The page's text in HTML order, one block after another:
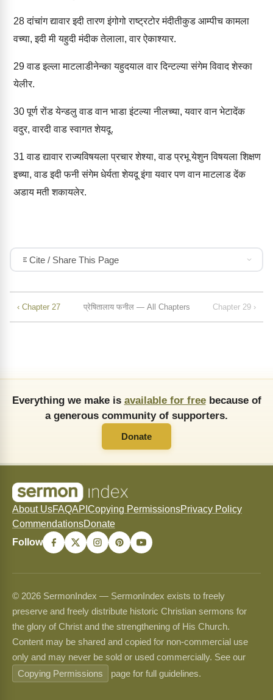
28दांचांग द्यावार इदी तारण इंगोगो राष्ट्रटोर मंदीतीकुड आम्पीच कामला
वच्या, इदी मी यहुदी मंदीक तेलाला, वार ऐकाश्यार.
29वाड इल्ला माटलाडीनेन्का यहुदयाल वार दिन्टल्या संगेम विवाद शेस्का
येलीर.
30पूर्ण रोंड येन्डलु वाड वान भाडा इंटल्या नीलच्या, यवार वान भेटादेंक
वदुर, वारदी वाड स्वागत शेयदू.
31 वाड द्यावार राज्यविषयला प्रचार शेश्या, वाड प्रभू येशुन विषयला शिक्षण
इच्या, वाड इदी फनी संगेम धेर्यता शेयदू इंगा यवार पण वान माटलाड देंक
अडाय मती शकायलेर.
Cite / Share This Page
‹ Chapter 27 प्रेषितालाय फनील — All Chapters Chapter 29 ›
Everything we make is available for freebecause of
a generous community of supporters.
Donate
About UsFAQAPI Copying PermissionsPrivacy Policy
CommendationsDonate
Follow
© 2026 SermonIndex — SermonIndex exists to freely
preserve and freely distribute historic Christian sermons for
the glory of Christ and the strengthening of His Church.
Content may be shared and copied for non-commercial use
only and may never be sold or used commercially. See our
Copying Permissions
page for full guidelines.